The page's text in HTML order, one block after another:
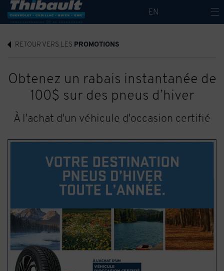
EN
RETOUR VERS LES PROMOTIONS
Obtenez un rabais instantanée de
100$ sur des pneus d’hiver
À l'achat d'un véhicule d'occasion certifié